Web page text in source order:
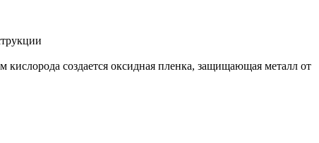
кислорода создается оксидная пленка, защищающая металл от